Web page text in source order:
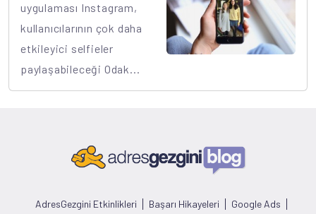
uygulaması Instagram,
kullanıcılarının çok daha
etkileyici selfieler
paylaşabileceği Odak...
AdresGezgini Etkinlikleri Başarı Hikayeleri Google Ads